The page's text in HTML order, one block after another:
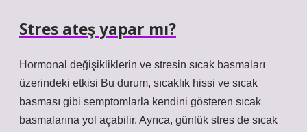
Stres ateş yapar mı?
Hormonal değişikliklerin ve stresin sıcak basmaları
üzerindeki etkisi Bu durum, sıcaklık hissi ve sıcak
basması gibi semptomlarla kendini gösteren sıcak
basmalarına yol açabilir. Ayrıca, günlük stres de sıcak